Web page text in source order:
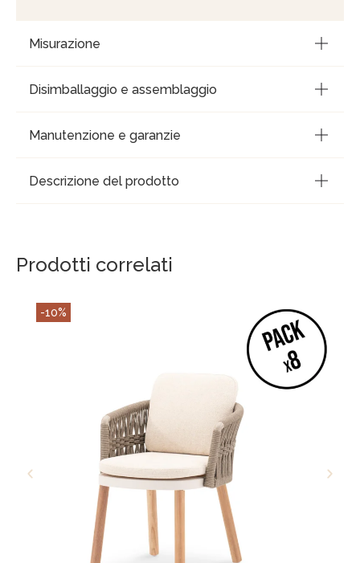
Misurazione
Disimballaggio e assemblaggio
Manutenzione e garanzie
Descrizione del prodotto
Prodotti correlati
-10%
AGGIUNGI AL CARRELLO